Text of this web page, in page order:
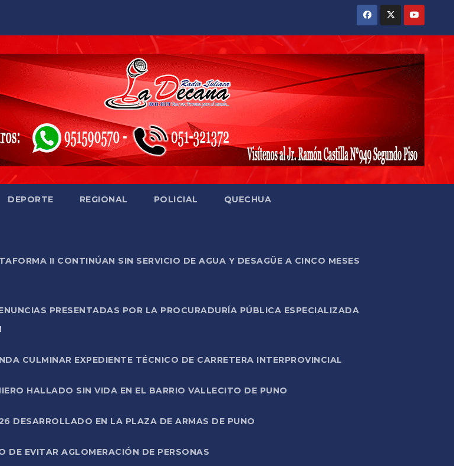
DEPORTE REGIONAL POLICIAL QUECHUA
II CONTINÚAN SIN SERVICIO DE AGUA Y DESAGÜE A CINCO MESES
PRESENTADAS POR LA PROCURADURÍA PÚBLICA ESPECIALIZADA
CULMINAR EXPEDIENTE TÉCNICO DE CARRETERA INTERPROVINCIAL
HALLADO SIN VIDA EN EL BARRIO VALLECITO DE PUNO
DESARROLLADO EN LA PLAZA DE ARMAS DE PUNO
EVITAR AGLOMERACIÓN DE PERSONAS